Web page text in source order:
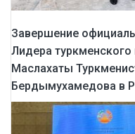
Завершение
Лидера
Маслахаты
Бердымухамедова в